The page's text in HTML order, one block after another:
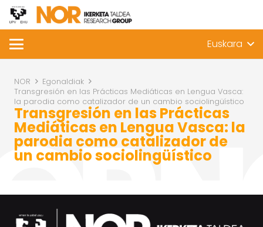
Euskara
NOR
Egonaldiak
Transgresión en las Prácticas Mediáticas en Lengua Vasca:
la parodia como catalizador de un cambio sociolingüístico
Transgresión en las Prácticas
Mediáticas en Lengua Vasca: la
parodia como catalizador de
un cambio sociolingüístico